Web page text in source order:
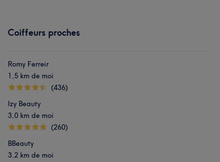
Coiffeurs proches
Romy Ferreir
1,5 km de moi
(436)
Izy Beauty
3,0 km de moi
(260)
BBeauty
3,2 km de moi